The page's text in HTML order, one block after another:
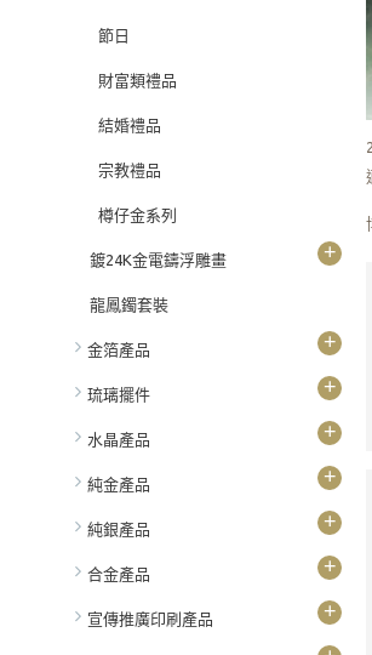
節日
財富類禮品
結婚禮品
宗教禮品
樽仔金系列
鍍24K金電鑄浮雕畫 +
龍鳳鐲套裝
金箔產品 +
琉璃擺件 +
水晶產品 +
純金產品 +
純銀產品 +
合金產品 +
宣傳推廣印刷產品 +